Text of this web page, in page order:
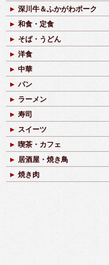
深川牛＆ふかがわポーク
和食・定食
そば・うどん
洋食
中華
パン
ラーメン
寿司
スイーツ
喫茶・カフェ
居酒屋・焼き鳥
焼き肉